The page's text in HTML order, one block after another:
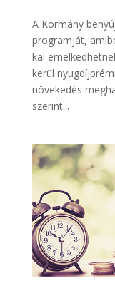
A Kormány
programját,
kal
kerül
növekedés
szerint...